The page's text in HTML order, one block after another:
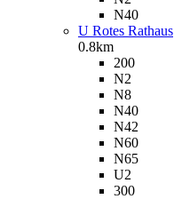
N40
U Rotes Rathaus
0.8km
200
N2
N8
N40
N42
N60
N65
U2
300